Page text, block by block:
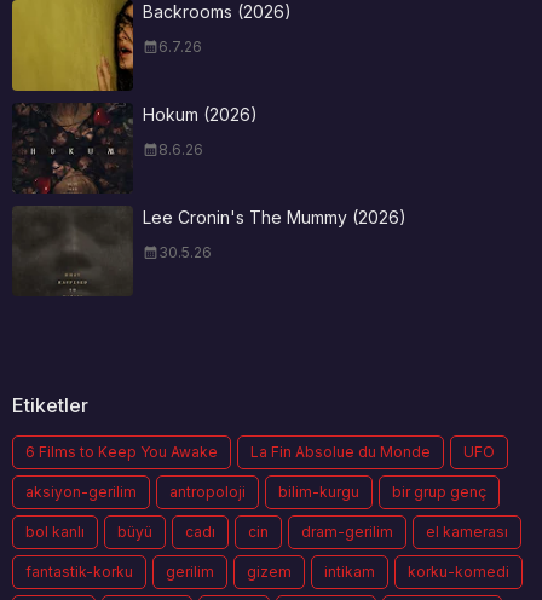
Backrooms (2026)
6.7.26
Hokum (2026)
8.6.26
Lee Cronin's The Mummy (2026)
30.5.26
Etiketler
6 Films to Keep You Awake La Fin Absolue du Monde UFO
aksiyon-gerilim antropoloji bilim-kurgu bir grup genç
bol kanlı büyü cadı cin dram-gerilim el kamerası
fantastik-korku gerilim gizem intikam korku-komedi